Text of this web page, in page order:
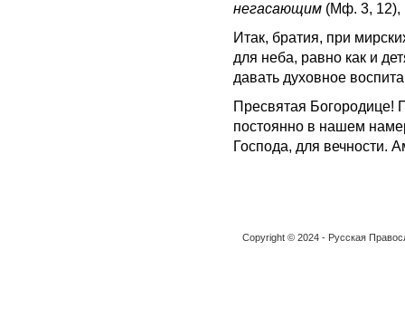
негасающим (Мф. 3, 12),
Итак, братия, при
для неба, равно как и
давать духовное
Пресвятая Богородице!
постоянно в нашем
Господа, для вечности.
Copyright © 2024 - Русская